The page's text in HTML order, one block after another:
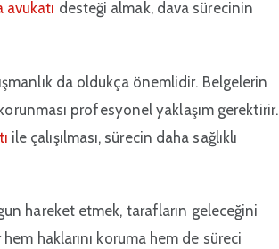
avukatı desteği almak, dava sürecinin
da oldukça önemlidir. Belgelerin
profesyonel yaklaşım gerektirir.
ile çalışılması, sürecin daha sağlıklı
hareket etmek, tarafların geleceğini
haklarını koruma hem de süreci